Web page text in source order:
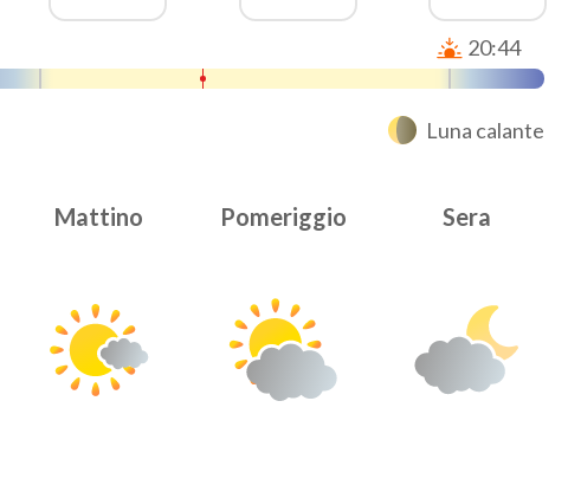
20:44
Luna calante
Mattino Pomeriggio Sera